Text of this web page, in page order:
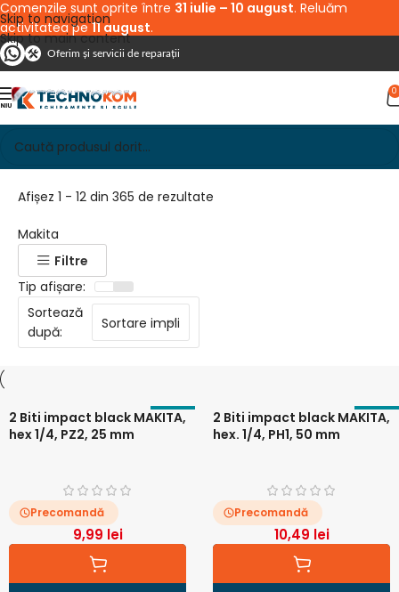
Skip to navigation
Skip to main content
Oferim și servicii de reparații
0
Afișez 1 - 12 din 365 de rezultate
Makita
Filtre
2 Biti impact black MAKITA,
hex 1/4, PZ2, 25 mm
Precomandă
9,99 lei
2 Biti impact black MAKITA,
hex. 1/4, PH1, 50 mm
Precomandă
10,49 lei
Comenzile sunt oprite între 31 iulie – 10 august. Reluăm
activitatea pe11 august.